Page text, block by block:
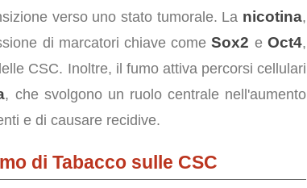
verso uno stato tumorale. La nicotina,
di marcatori chiave comeSox2 e Oct4,
CSC. Inoltre, il fumo attiva percorsi cellulari
, che svolgono un ruolo centrale nell'aumento
e di causare recidive.
di Tabacco sulle CSC